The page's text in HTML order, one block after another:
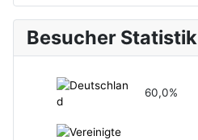
Besucher Statistik
60,0%